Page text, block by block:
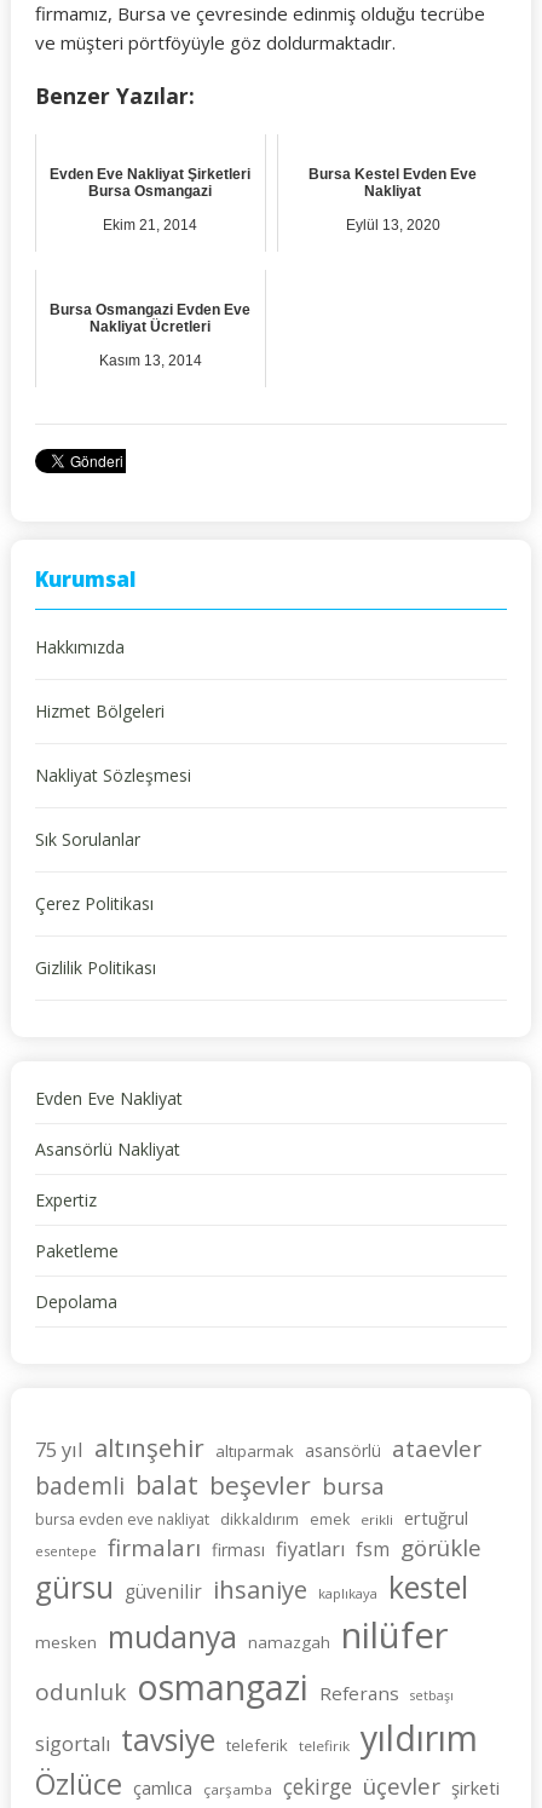
firmamız, Bursa ve çevresinde edinmiş olduğu tecrübe
ve müşteri pörtföyüyle göz doldurmaktadır.
Benzer Yazılar:
Evden Eve Nakliyat Şirketleri
Bursa Osmangazi
Ekim 21, 2014
Bursa Kestel Evden Eve
Nakliyat
Eylül 13, 2020
Bursa Osmangazi Evden Eve
Nakliyat Ücretleri
Kasım 13, 2014
Kurumsal
Hakkımızda
Hizmet Bölgeleri
Nakliyat Sözleşmesi
Sık Sorulanlar
Çerez Politikası
Gizlilik Politikası
Evden Eve Nakliyat
Asansörlü Nakliyat
Expertiz
Paketleme
Depolama
75 yıl altınşehir altıparmak asansörlü ataevler
bademli balat beşevler bursa
bursa evden eve nakliyat dikkaldırım emek erikli ertuğrul
esentepe firmaları firması fiyatları fsm görükle
gürsu güvenilir ihsaniye kaplıkaya kestel
mesken mudanya namazgah nilüfer
odunluk osmangazi Referans setbaşı
sigortalı tavsiye teleferik telefirik yıldırım
Özlüce çamlıca çarşamba çekirge üçevler şirketi